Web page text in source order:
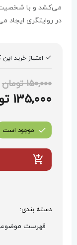
می‌کشد و با
در روایتگری ایجاد
امتیاز خرید
150,000 تومان
135,000 تومان
موجود است
دسته بندی:
فهرست